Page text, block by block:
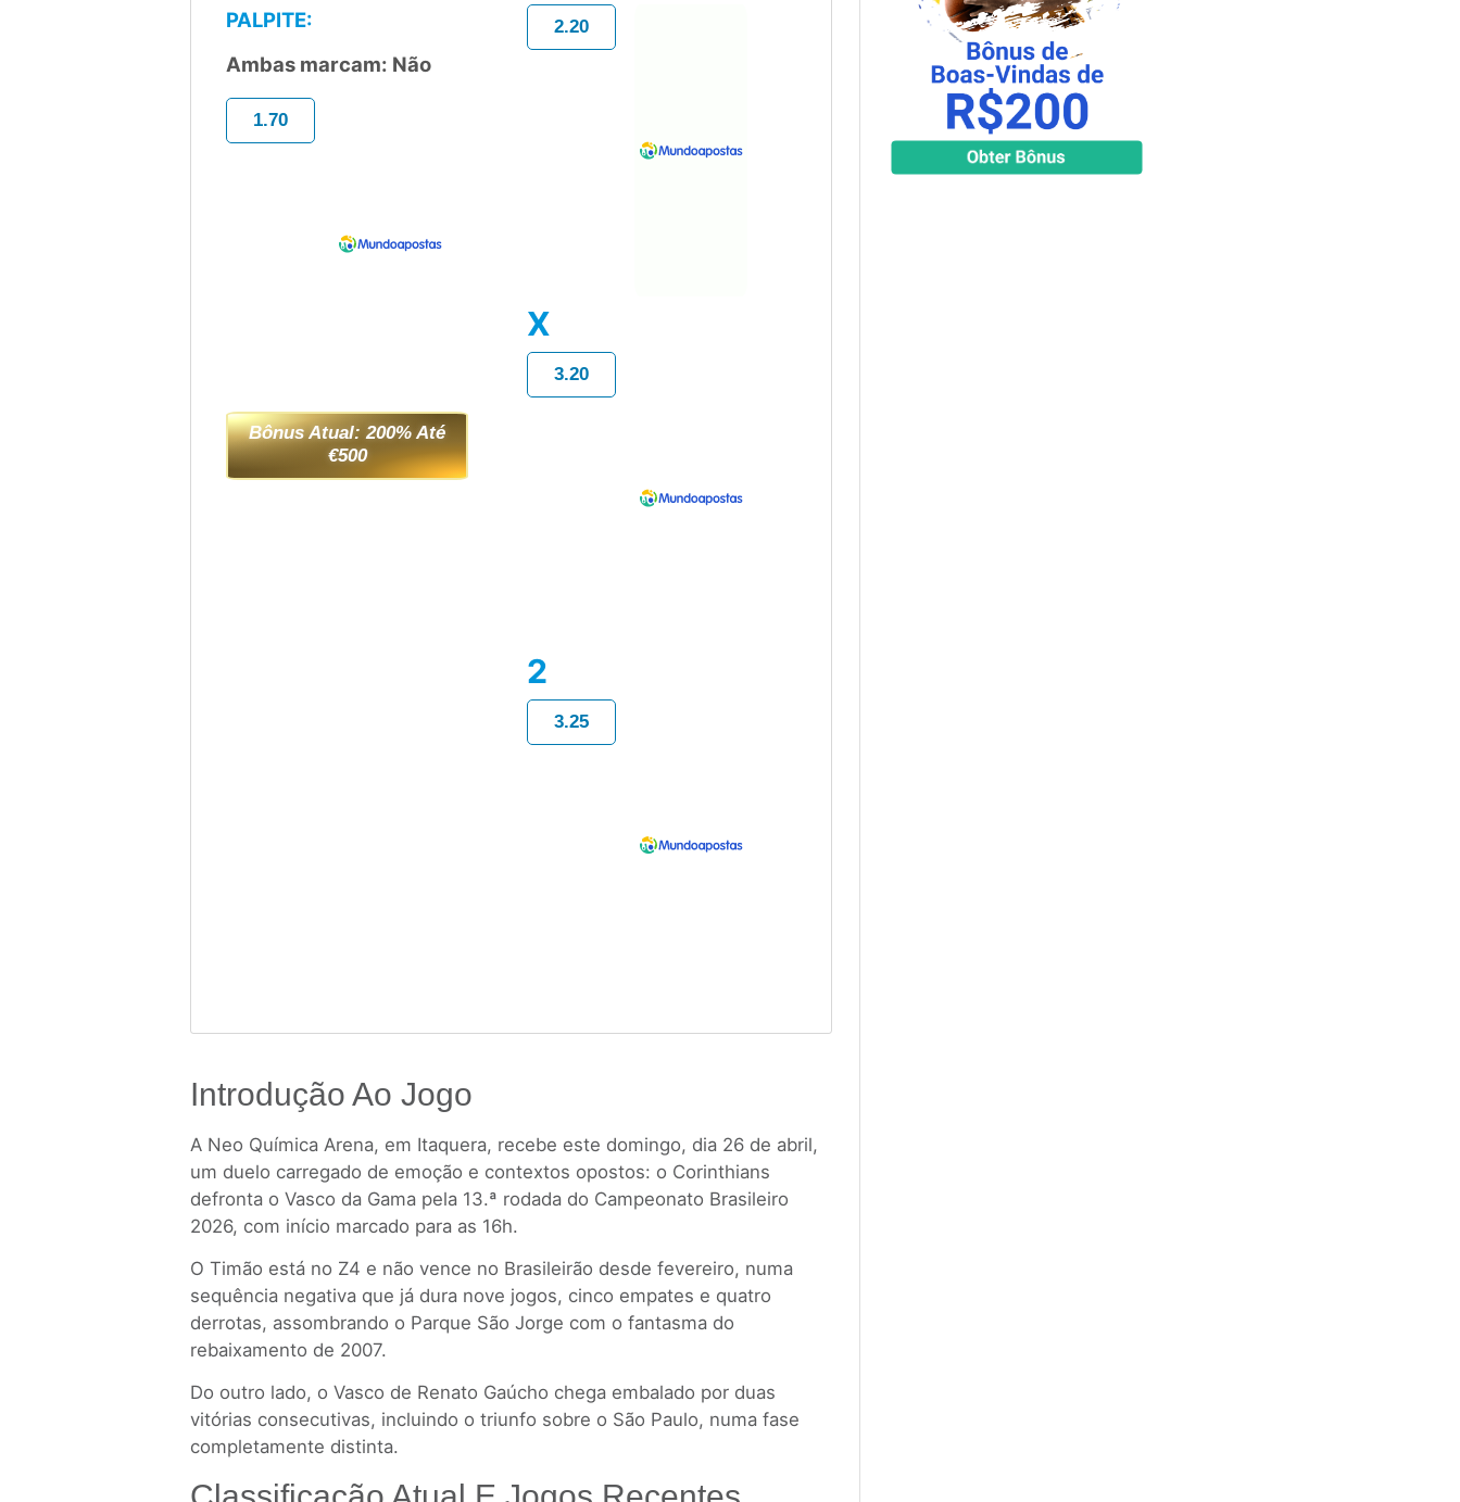
PALPITE:
Ambas marcam: Não
1.70
Bônus Atual: 200% Até
€500
2.20
X
3.20
2
3.25
Introdução Ao Jogo
A Neo Química Arena, em Itaquera, recebe este domingo, dia 26 de abril,
um duelo carregado de emoção e contextos opostos: o Corinthians
defronta o Vasco da Gama pela 13.ª rodada do Campeonato Brasileiro
2026, com início marcado para as 16h.
O Timão está no Z4 e não vence no Brasileirão desde fevereiro, numa
sequência negativa que já dura nove jogos, cinco empates e quatro
derrotas, assombrando o Parque São Jorge com o fantasma do
rebaixamento de 2007.
Do outro lado, o Vasco de Renato Gaúcho chega embalado por duas
vitórias consecutivas, incluindo o triunfo sobre o São Paulo, numa fase
completamente distinta.